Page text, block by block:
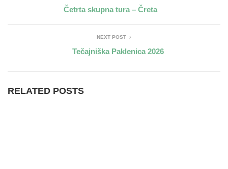
Četrta skupna tura – Čreta
NEXT POST
Tečajniška Paklenica 2026
RELATED POSTS